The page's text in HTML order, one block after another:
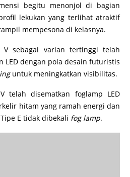
begitu menonjol di bagian
lekukan yang terlihat atraktif
mempesona di kelasnya.
sebagai varian tertinggi telah
LED dengan pola desain futuristis
untuk meningkatkan visibilitas.
telah disematkan foglamp LED
hitam yang ramah energi dan
E tidak dibekali fog lamp.